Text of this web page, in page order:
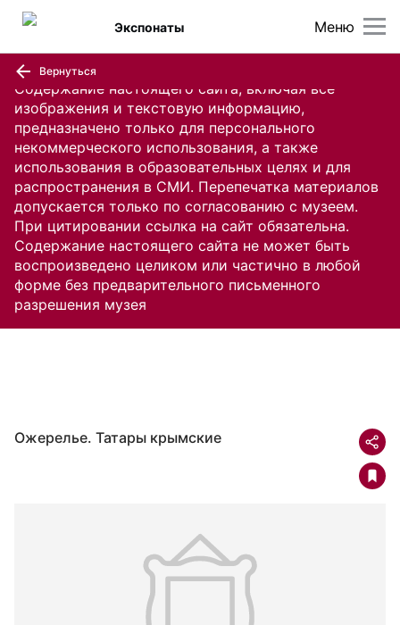
Содержание настоящего сайта, включая все
изображения и текстовую информацию,
предназначено только для персонального
некоммерческого использования, а также
использования в образовательных целях и для
распространения в СМИ. Перепечатка материалов
допускается только по согласованию с музеем.
При цитировании ссылка на сайт обязательна.
Содержание настоящего сайта не может быть
воспроизведено целиком или частично в любой
форме без предварительного письменного
разрешения музея
Меню
Экспонаты
Вернуться
Ожерелье. Татары крымские